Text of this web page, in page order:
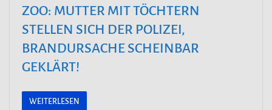
ZOO: MUTTER MIT TÖCHTERN
STELLEN SICH DER POLIZEI,
BRANDURSACHE SCHEINBAR
GEKLÄRT!
WEITERLESEN